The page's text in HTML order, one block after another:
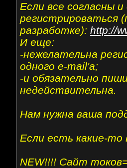
Если все согласны
регистрироваться
разработке): http://
И еще:
-нежелательна
одного e-mail'а;
-и обязательно
недействительна.
Нам нужна ваша
Если есть какие-
NEW!!!! Сайт